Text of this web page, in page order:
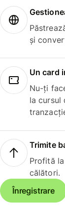
și
Un card
Nu-ți
la cursul
Trimite
Profită
călători.
Înregistrare